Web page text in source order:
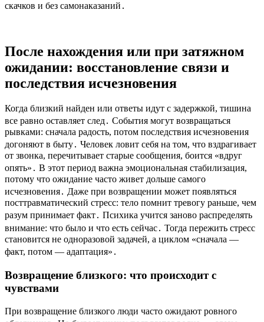
скачков и без самонаказаний․
После нахождения или при затяжном
ожидании: восстановление связи и
последствия исчезновения
Когда близкий найден или ответы идут с задержкой, тишина
все равно оставляет след․ События могут возвращаться
рывками: сначала радость, потом последствия исчезновения
догоняют в быту․ Человек ловит себя на том, что вздрагивает
от звонка, перечитывает старые сообщения, боится «вдруг
опять»․ В этот период важна эмоциональная стабилизация,
потому что ожидание часто живет дольше самого
исчезновения․ Даже при возвращении может появляться
посттравматический стресс: тело помнит тревогу раньше, чем
разум принимает факт․ Психика учится заново распределять
внимание: что было и что есть сейчас․ Тогда пережить стресс
становится не одноразовой задачей, а циклом «сначала —
факт, потом — адаптация»․
Возвращение близкого: что происходит с
чувствами
При возвращение близкого люди часто ожидают ровного